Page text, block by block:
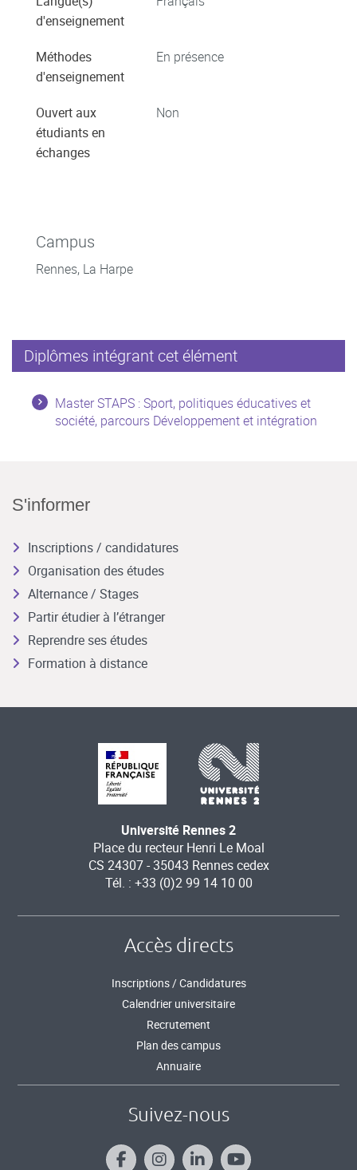
d'enseignement
Méthodes
d'enseignement
En présence
Ouvert aux
étudiants en
échanges
Non
Campus
Rennes, La Harpe
Diplômes intégrant cet élément
Master STAPS : Sport, politiques éducatives et
société, parcours Développement et intégration
S'informer
Inscriptions / candidatures
Organisation des études
Alternance / Stages
Partir étudier à l’étranger
Reprendre ses études
Formation à distance
Université Rennes 2
Place du recteur Henri Le Moal
CS 24307 - 35043 Rennes cedex
Tél. : +33 (0)2 99 14 10 00
Accès directs
Inscriptions / Candidatures
Calendrier universitaire
Recrutement
Plan des campus
Annuaire
Suivez-nous